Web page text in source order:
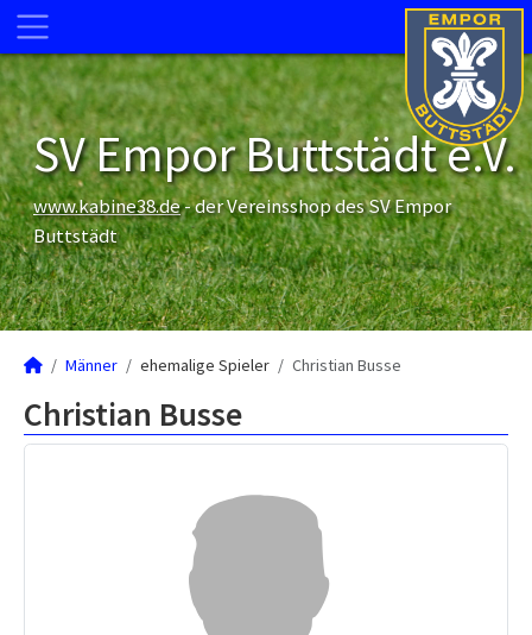
SV Empor Buttstädt e.V.
www.kabine38.de- der Vereinsshop des SV Empor
Buttstädt
Männer ehemalige Spieler Christian Busse
Christian Busse